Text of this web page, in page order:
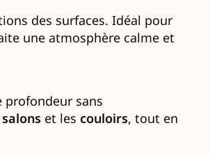
des surfaces. Idéal pour
une atmosphère calme et
sans
salons et les couloirs, tout en